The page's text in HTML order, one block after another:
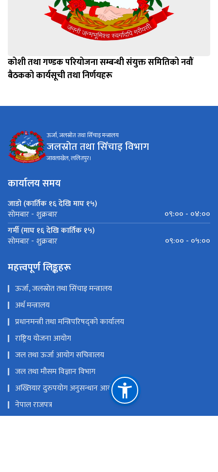
कोशी तथा गण्डक परियोजना सम्बन्धी संयुक्त समितिको नवौं
बैठकको कार्यसूची तथा निर्णयहरू
ऊर्जा, जलस्रोत तथा सिँचाइ मन्त्रालय
जलस्रोत तथा सिँचाइ विभाग
जावलाखेल, ललितपुर।
कार्यालय समय
जाडो (कार्तिक १६ देखि माघ १५)
सोमबार - शुक्रबार
०९:०० - ०४:००
गर्मी (माघ १६ देखि कार्तिक १५)
सोमबार - शुक्रबार ०९:०० - ०५:००
महत्त्वपूर्ण लिङ्कहरू
ऊर्जा, जलस्रोत तथा सिंचाइ मन्त्रालय
अर्थ मन्त्रालय
प्रधानमन्त्री तथा मन्त्रिपरिषद्को कार्यालय
राष्ट्रिय योजना आयोग
जल तथा ऊर्जा आयोग सचिवालय
जल तथा मौसम विज्ञान विभाग
अख्तियार दुरुपयोग अनुसन्धान आयोग
नेपाल राजपत्र